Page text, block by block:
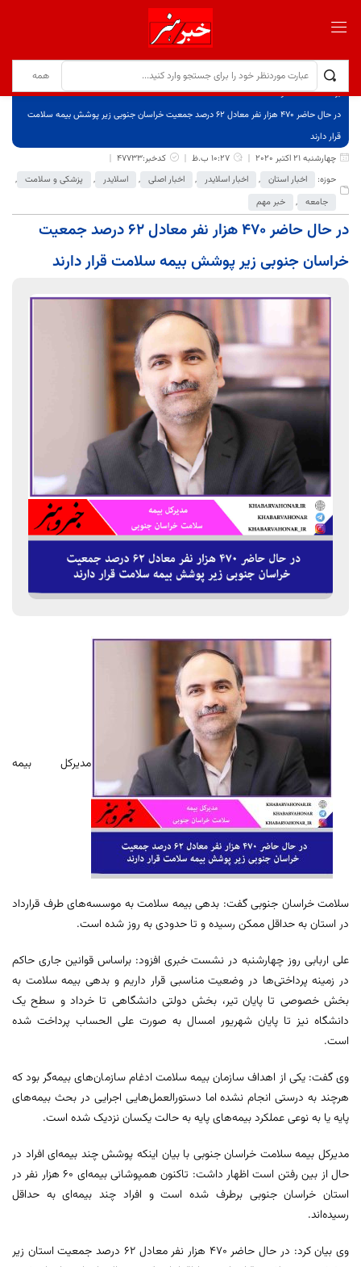
برگ نخست
نوشته‌ها
در حال حاضر ۴۷۰ هزار نفر معادل ۶۲ درصد جمعیت خراسان جنوبی زیر پوشش بیمه سلامت
قرار دارند
چهارشنبه 21 اکتبر 2020
10:27 ب.ظ
کدخبر:47733
حوزه:
اخبار استان , اخبار اسلایدر , اخبار اصلی , اسلایدر , پزشکی و سلامت ,
جامعه , خبر مهم
در حال حاضر ۴۷۰ هزار نفر معادل ۶۲ درصد جمعیت
خراسان جنوبی زیر پوشش بیمه سلامت قرار دارند
مدیرکل بیمه
سلامت خراسان جنوبی گفت: بدهی بیمه سلامت به موسسه‌های طرف قرارداد
در استان به حداقل ممکن رسیده و تا حدودی به روز شده است.
علی اربابی روز چهارشنبه در نشست خبری افزود: براساس قوانین جاری حاکم
در زمینه پرداختی‌ها در وضعیت مناسبی قرار داریم و بدهی بیمه سلامت به
بخش خصوصی تا پایان تیر، بخش دولتی دانشگاهی تا خرداد و سطح یک
دانشگاه نیز تا پایان شهریور امسال به صورت علی الحساب پرداخت شده
است.
وی گفت: یکی از اهداف سازمان بیمه سلامت ادغام سازمان‌های بیمه‌گر بود که
هرچند به درستی انجام نشده اما دستورالعمل‌هایی اجرایی در بحث بیمه‌های
پایه یا به نوعی عملکرد بیمه‌های پایه به حالت یکسان نزدیک شده است.
مدیرکل بیمه سلامت خراسان جنوبی با بیان اینکه پوشش چند بیمه‌ای افراد در
حال از بین رفتن است اظهار داشت: تاکنون همپوشانی بیمه‌ای ۶۰ هزار نفر در
استان خراسان جنوبی برطرف شده است و افراد چند بیمه‌ای به حداقل
رسیده‌اند.
وی بیان کرد: در حال حاضر ۴۷۰ هزار نفر معادل ۶۲ درصد جمعیت استان زیر